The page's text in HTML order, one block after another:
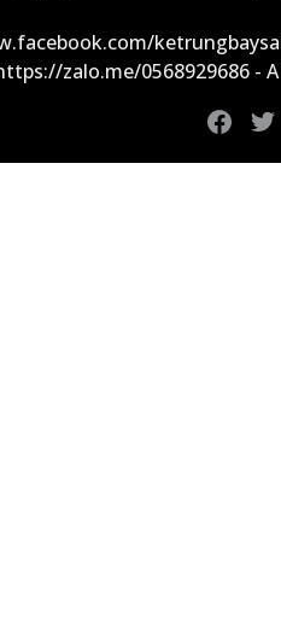
zalo.me/0568929686 -